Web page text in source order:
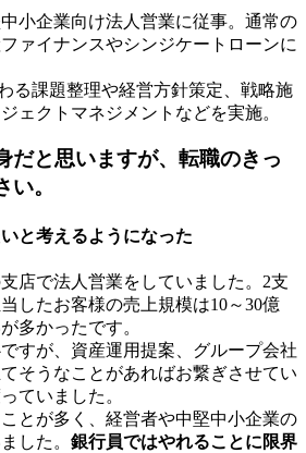
小企業向け法人営業に従事。通常の
ァイナンスやシンジケートローンに
る課題整理や経営方針策定、戦略施
ェクトマネジメントなどを実施。
だと思いますが、転職のきっ
。
と考えるようになった
店で法人営業をしていました。2支
したお客様の売上規模は10～30億
多かったです。
すが、資産運用提案、グループ会社
そうなことがあればお繋ぎさせてい
ていました。
とが多く、経営者や中堅中小企業の
した。 銀行員ではやれることに限界